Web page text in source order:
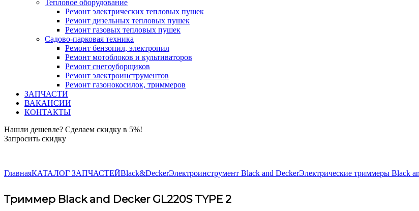
Тепловое оборудование
Ремонт электрических тепловых пушек
Ремонт дизельных тепловых пушек
Ремонт газовых тепловых пушек
Садово-парковая техника
Ремонт бензопил, электропил
Ремонт мотоблоков и культиваторов
Ремонт снегоуборщиков
Ремонт электроинструментов
Ремонт газонокосилок, триммеров
ЗАПЧАСТИ
ВАКАНСИИ
КОНТАКТЫ
Нашли дешевле? Сделаем скидку в 5%!
Запросить скидку
ГлавнаяКАТАЛОГ ЗАПЧАСТЕЙBlack&DeckerЭлектроинструмент Black and DeckerЭлектрические триммеры Black
Триммер Black and Decker GL220S TYPE 2